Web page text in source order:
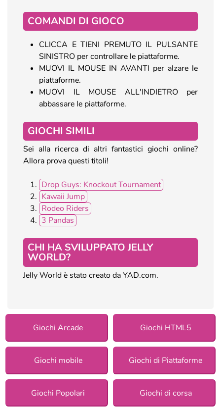
COMANDI DI GIOCO
CLICCA E TIENI PREMUTO IL PULSANTE
SINISTRO per controllare le piattaforme.
MUOVI IL MOUSE IN AVANTI per alzare le
piattaforme.
MUOVI IL MOUSE ALL'INDIETRO per
abbassare le piattaforme.
GIOCHI SIMILI
Sei alla ricerca di altri fantastici giochi online?
Allora prova questi titoli!
Drop Guys: Knockout Tournament
Kawaii Jump
Rodeo Riders
3 Pandas
CHI HA SVILUPPATO JELLY
WORLD?
Jelly World è stato creato da YAD.com.
Giochi Arcade Giochi HTML5
Giochi mobile Giochi di Piattaforme
Giochi Popolari Giochi di corsa